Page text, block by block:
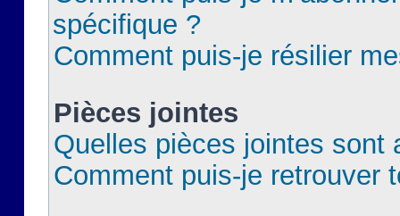
spécifique ?
Comment puis-je résilier
Pièces jointes
Quelles pièces jointes sont
Comment puis-je retrouver